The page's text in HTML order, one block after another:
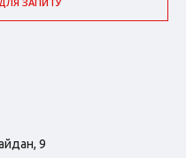
9